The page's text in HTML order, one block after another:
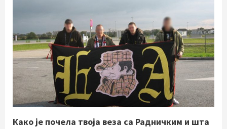
Како је почела твоја веза са Радничким и шта